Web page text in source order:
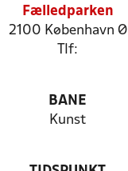
Fælledparken
2100 København Ø
Tlf:
BANE
Kunst